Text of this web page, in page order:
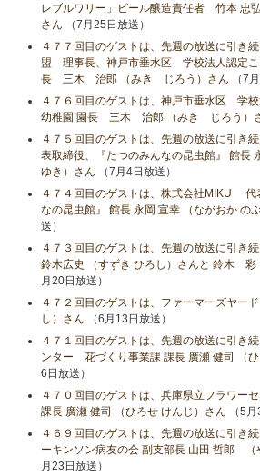
レブルワリー」ビール醸造責任者 竹本 忠弘
さん （7月25日放送）
４７７回目のゲストは、先週の放送に引き
盟 理事長、神戸市垂水区 学校法人認定
長 三木 治郎 （みき じろう）さん （7
４７６回目のゲストは、神戸市垂水区 学
幼稚園 園長 三木 治郎 （みき じろう）
４７５回目のゲストは、先週の放送に引
表取締役、『たつのみんなの昆虫館』 館長
ゆき）さん （7月4日放送）
４７４回目のゲストは、株式会社MIKU 代
なの昆虫館』 館長 永岡 宣幸 （ながおか の
送）
４７３回目のゲストは、先週の放送に引き
鈴木広史 （すずき ひろし）さんと 鈴木 彩
月20日放送）
４７２回目のゲストは、ファーマーズヤー
し）さん （6月13日放送）
４７１回目のゲストは、先週の放送に引き
ンター 花づくり事業課 課長 廣瀬 健司 （
6日放送）
４７０回目のゲストは、兵庫県立フラワー
課長 廣瀬 健司 （ひろせ けんじ）さん （5月
４６９回目のゲストは、先週の放送に引き
ーキンソン病友の会 副支部長 山田 哲郎 （
月23日放送）